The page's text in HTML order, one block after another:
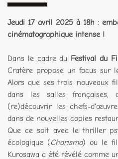
Jeudi 17 avril 2025 à 18h :
cinématographique intense !
Dans le cadre du Festival du
Cratère propose un focus sur
Alors que ses trois nouveaux
dans les salles françaises,
(re)découvrir les chefs-
dans de nouvelles copies
Que ce soit avec le thriller
écologique (Charisma) ou le
Kurosawa a été révélé comme